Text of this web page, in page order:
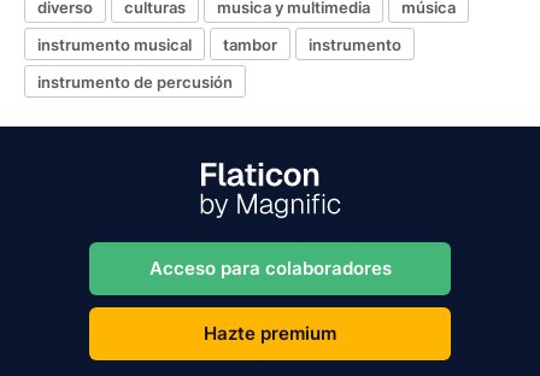
diverso culturas musica y multimedia
música
instrumento musical
tambor
instrumento
instrumento de percusión
Acceso para colaboradores
Hazte premium